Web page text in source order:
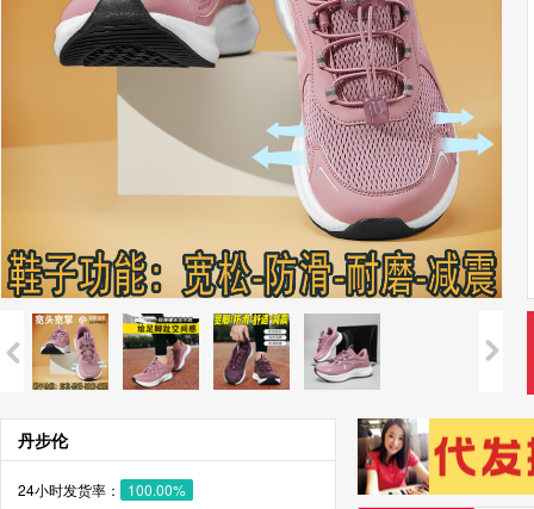
丹步伦
24小时发货率：
100.00%